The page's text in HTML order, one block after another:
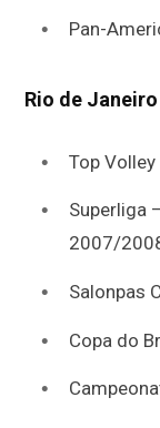
Pan-
Rio de Janeiro
Top
Superliga
2007/
Salonpas
Copa do